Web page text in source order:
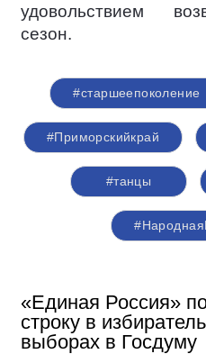
удовольствием
сезон.
#старшеепоколение
#Приморскийкрай
#танцы
«Единая Россия»
строку в
выборах в Госдуму